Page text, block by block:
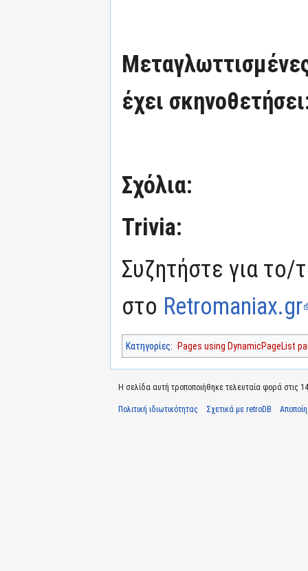
έχει
Σχόλια:
Trivia:
Συζητήστε για το/
στο Retromaniax.gr
Κατηγορίες: Pages using DynamicPageList
Η σελίδα αυτή τροποποιήθηκε τελευταία φορά στις
Πολιτική ιδιωτικότητας Σχετικά με retroDB